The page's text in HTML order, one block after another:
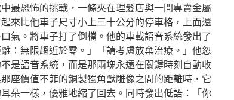
最恐怖的挑戰，一條夾在理髮店與一間專賣金屬
來比他車子尺寸小上三十公分的停車格，上面還
氣。將車子打了倒檔。他的車載語音系統發出了
：無限趨近於零。」「請考慮放棄治療。」他忽
是語音系統，而是那兩塊永遠在關鍵時刻自動收
座價值不菲的銅製獨角獸雕像之間的距離時，它
朵一樣，優雅地縮了回去。同時發出低語：「你